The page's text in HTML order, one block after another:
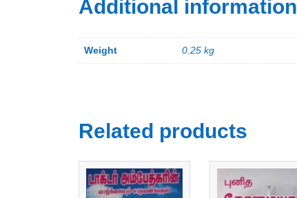
Additional information
Weight 0.25 kg
Related products